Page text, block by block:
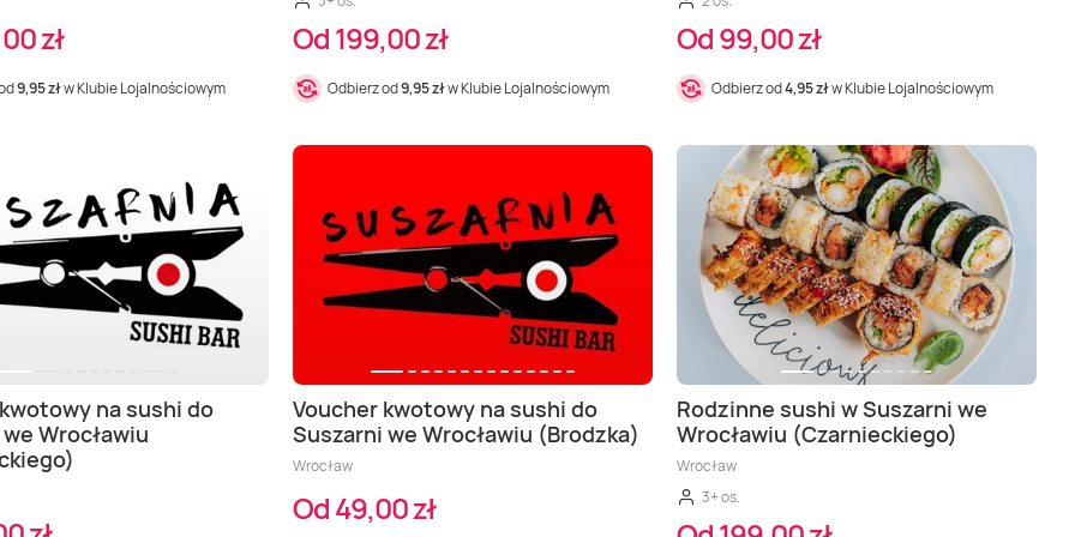
zł
9,95 złw Klubie Lojalnościowym
Od 199,00 zł
Odbierz od9,95 złw Klubie Lojalnościowym
Od 99,00 zł
Odbierz od4,95 złw Klubie Lojalnościowym
na sushi do
Wrocławiu
Voucher kwotowy na sushi do
Suszarni we Wrocławiu (Brodzka)
Wrocław
Od 49,00 zł
Rodzinne sushi w Suszarni we
Wrocławiu (Czarnieckiego)
Wrocław
3+ os.